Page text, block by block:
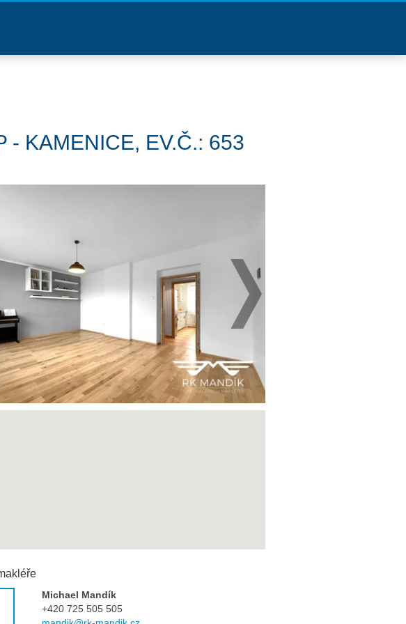
- KAMENICE, EV.Č.: 653
Michael Mandík
+420 725 505 505